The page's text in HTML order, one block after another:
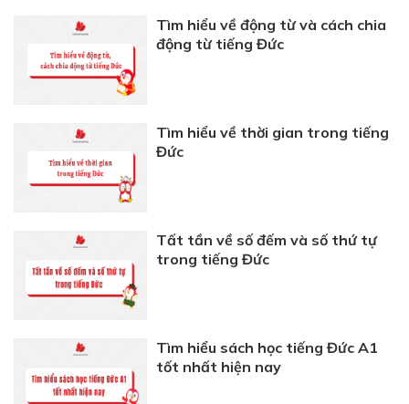
Tìm hiểu về động từ và cách chia
động từ tiếng Đức
Tìm hiểu về thời gian trong tiếng
Đức
Tất tần về số đếm và số thứ tự
trong tiếng Đức
Tìm hiểu sách học tiếng Đức A1
tốt nhất hiện nay